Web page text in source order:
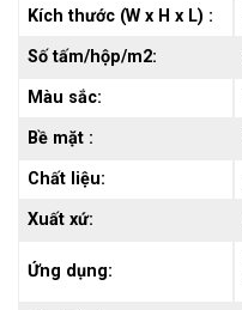
Kích thước (W x H x L) :
Số tấm/hộp/m2:
Màu sắc:
Bề mặt :
Chất liệu:
Xuất xứ:
Ứng dụng: